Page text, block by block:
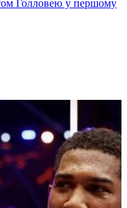
Голловею у першому